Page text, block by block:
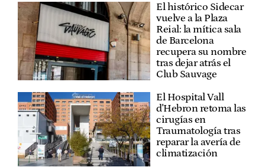
El histórico Sidecar
vuelve a la Plaza
Reial: la mítica sala
de Barcelona
recupera su nombre
tras dejar atrás el
Club Sauvage
El Hospital Vall
d'Hebron retoma las
cirugías en
Traumatología tras
reparar la avería de
climatización